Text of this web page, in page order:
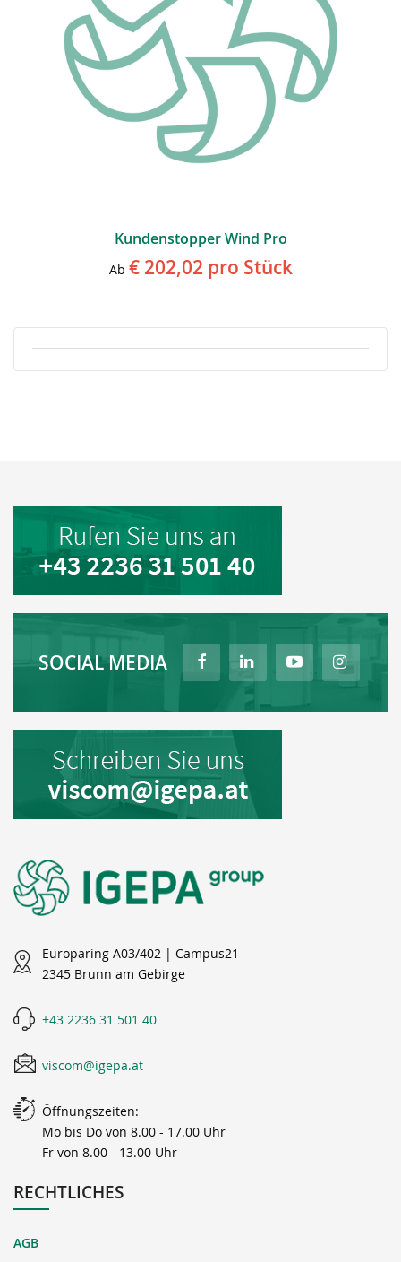
Kundenstopper Wind Pro
Ab € 202,02 pro Stück
SOCIAL MEDIA
Europaring A03/402 | Campus21
2345 Brunn am Gebirge
+43 2236 31 501 40
viscom@igepa.at
Öffnungszeiten:
Mo bis Do von 8.00 - 17.00 Uhr
Fr von 8.00 - 13.00 Uhr
RECHTLICHES
AGB